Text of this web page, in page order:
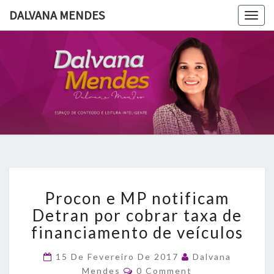
DALVANA MENDES
DALVANA
MENDES
Espaço De
Conteúdo
E Leitura
Inteligente
e
MP
notificam
Detran
por
Procon e MP notificam
Detran por cobrar taxa de
financiamento de veículos
15 De Fevereiro De 2017
Dalvana
Mendes
Comments
0 Comment